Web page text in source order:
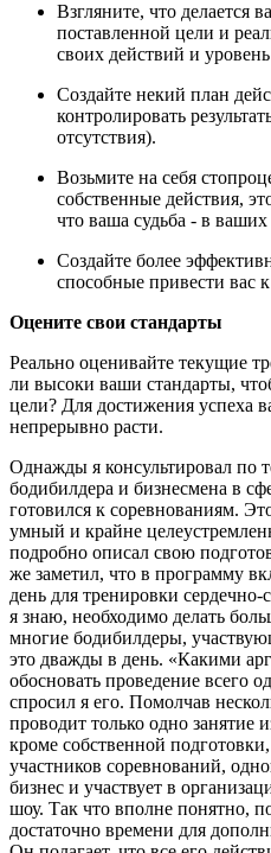
Взгляните, что делается
поставленной цели и
своих действий и
Создайте некий план
контролировать
отсутствия).
Возьмите на себя
собственные действия,
что ваша судьба - в ваших
Создайте более
способные привести вас
Оцените свои стандарты
Реально оценивайте текущие
ли высоки ваши стандарты,
цели? Для достижения успеха
непрерывно расти.
Однажды я консультировал по
бодибилдера и бизнесмена в
готовился к соревнованиям.
умный и крайне
подробно описал свою
же заметил, что в программу
день для тренировки
я знаю, необходимо делать
многие бодибилдеры,
это дважды в день. «Какими
обосновать проведение всего
спросил я его. Помолчав
проводит только одно занятие
кроме собственной
участников соревнований,
бизнес и участвует в
шоу. Так что вполне понятно,
достаточно времени для